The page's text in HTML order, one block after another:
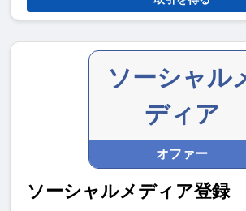
ソーシャル
ディア
オファー
ソーシャルメディア登録